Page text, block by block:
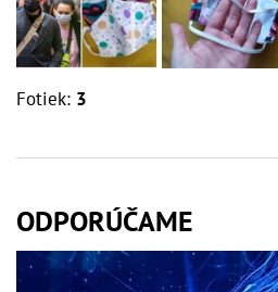
Fotiek: 3
ODPORÚČAME